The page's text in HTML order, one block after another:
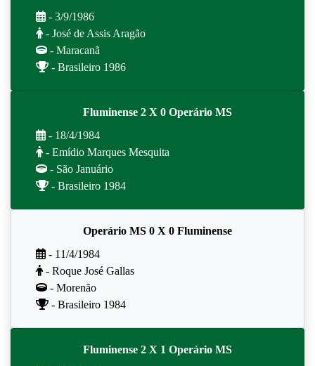
- 3/9/1986
- José de Assis Aragão
- Maracanã
- Brasileiro 1986
Fluminense 2 X 0 Operário MS
- 18/4/1984
- Emídio Marques Mesquita
- São Januário
- Brasileiro 1984
Operário MS 0 X 0 Fluminense
- 11/4/1984
- Roque José Gallas
- Morenão
- Brasileiro 1984
Fluminense 2 X 1 Operário MS